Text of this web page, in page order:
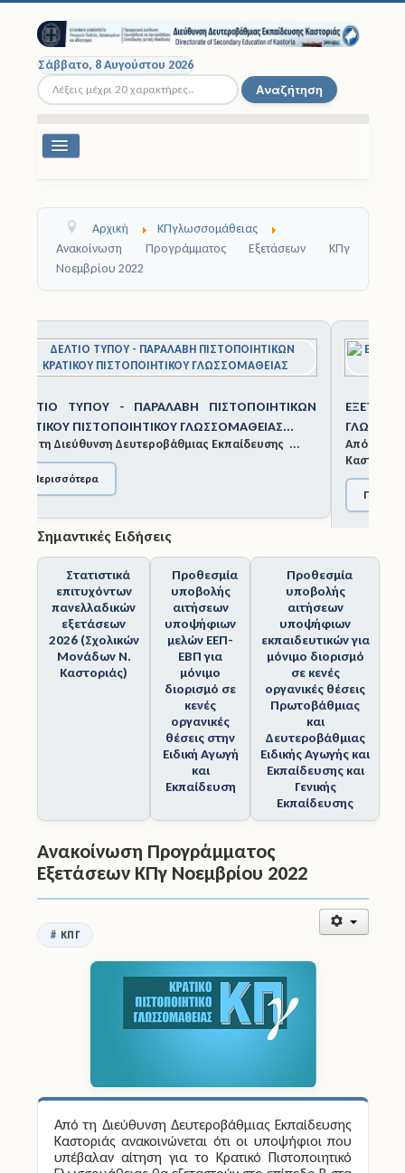
Σάββατο, 8 Αυγούστου 2026
Αναζήτηση... Αναζήτηση
Εναλλαγή
Σχολικές Μονάδες
Μαθητές
Σχολικές Εκδρομές
Νομοθεσία
Άδειες
Έντυπα
Πολιτική Προστασία
Ηλεκτρονικές Υπηρεσίες
Επικοινωνία
Αρχική
ΚΠγλωσσομάθειας
Ανακοίνωση Προγράμματος Εξετάσεων ΚΠγ
Νοεμβρίου 2022
1 2 3 4 5 6 7 8 9 1
0
ΕΞΕΤΆΣΕΙΣ ΚΡΑΤΙΚΟΎ ΠΙΣΤΟΠΟΙΗΤΙΚΟΎ
ΓΛΩΣΣΟΜΆΘΕΙΑΣ ΝΟΕΜΒΡΊΟΥ 2025
Από τη Διεύθυνση Δευτεροβάθμιας Εκπαίδευσης
Καστορ...
Περισσότερα
Σημαντικές Ειδήσεις
Στατιστικά
επιτυχόντων
πανελλαδικών
εξετάσεων
2026 (Σχολικών
Μονάδων Ν.
Προθεσμία
υποβολής
αιτήσεων
υποψήφιων
μελών ΕΕΠ-
ΕΒΠ για
μόνιμο
διορισμό σε
κενές
οργανικές
θέσεις στην
Ειδική Αγωγή
και
Προθεσμία
υποβολής
αιτήσεων
υποψήφιων
εκπαιδευτικών για
μόνιμο διορισμό
σε κενές
οργανικές θέσεις
Πρωτοβάθμιας
και
Δευτεροβάθμιας
Ειδικής Αγωγής και
Εκπαίδευσης και
Γενικής
Εκπαίδευσης
Ανακοίνωση Προγράμματος
Εξετάσεων ΚΠγ Νοεμβρίου 2022
ΚΠΓ
Από τη Διεύθυνση Δευτεροβάθμιας Εκπαίδευσης
Καστοριάς ανακοινώνεται ότι οι υποψήφιοι που